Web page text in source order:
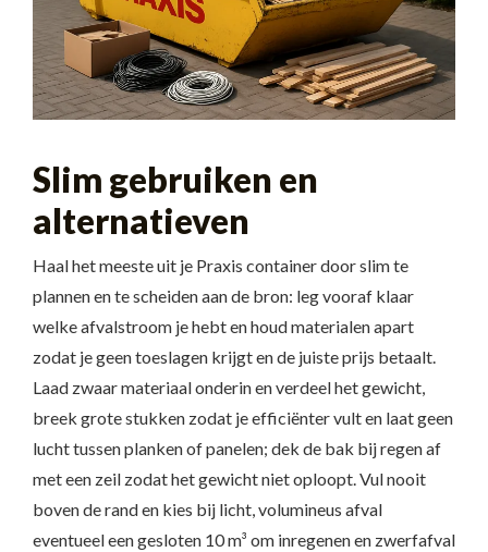
Slim gebruiken en
alternatieven
Haal het meeste uit je Praxis container door slim te
plannen en te scheiden aan de bron: leg vooraf klaar
welke afvalstroom je hebt en houd materialen apart
zodat je geen toeslagen krijgt en de juiste prijs betaalt.
Laad zwaar materiaal onderin en verdeel het gewicht,
breek grote stukken zodat je efficiënter vult en laat geen
lucht tussen planken of panelen; dek de bak bij regen af
met een zeil zodat het gewicht niet oploopt. Vul nooit
boven de rand en kies bij licht, volumineus afval
eventueel een gesloten 10 m³ om inregenen en zwerfafval